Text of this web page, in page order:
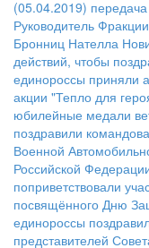
(05.04.2019)
Руководитель
Бронниц Нателла
действий, чтобы
единороссы приняли
акции "Тепло для
юбилейные медали
поздравили
Военной
Российской
поприветствовали
посвящённого Дню
единороссы
представителей